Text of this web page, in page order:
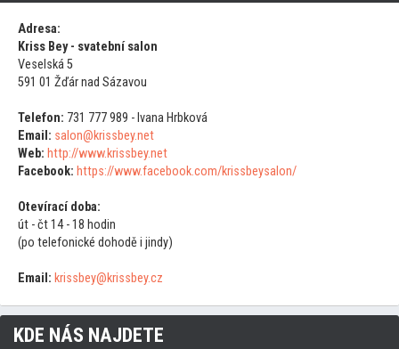
Adresa:
Kriss Bey - svatební salon
Veselská 5
591 01 Žďár nad Sázavou
Telefon: 731 777 989 - Ivana Hrbková
Email: salon@krissbey.net
Web: http://www.krissbey.net
Facebook: https://www.facebook.com/krissbeysalon/
Otevírací doba:
út - čt 14 - 18 hodin
(po telefonické dohodě i jindy)
Email: krissbey@krissbey.cz
KDE NÁS NAJDETE